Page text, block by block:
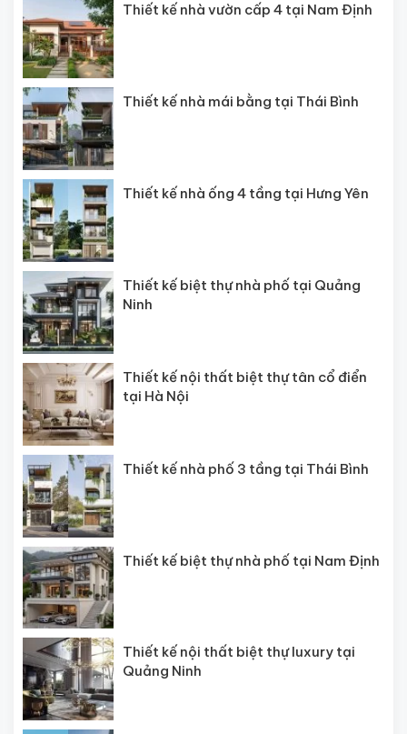
Thiết kế nhà vườn cấp 4 tại Nam Định
Thiết kế nhà mái bằng tại Thái Bình
Thiết kế nhà ống 4 tầng tại Hưng Yên
Thiết kế biệt thự nhà phố tại Quảng
Ninh
Thiết kế nội thất biệt thự tân cổ điển
tại Hà Nội
Thiết kế nhà phố 3 tầng tại Thái Bình
Thiết kế biệt thự nhà phố tại Nam Định
Thiết kế nội thất biệt thự luxury tại
Quảng Ninh